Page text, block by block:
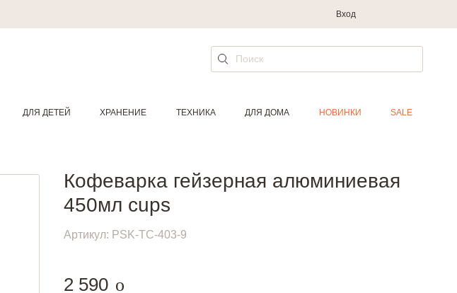
Вход
ДЛЯ ДЕТЕЙ ХРАНЕНИЕ ТЕХНИКА ДЛЯ ДОМА НОВИНКИ SALE
Кофеварка гейзерная алюминиевая
450мл cups
Артикул: PSK-TC-403-9
2 590 руб.
o